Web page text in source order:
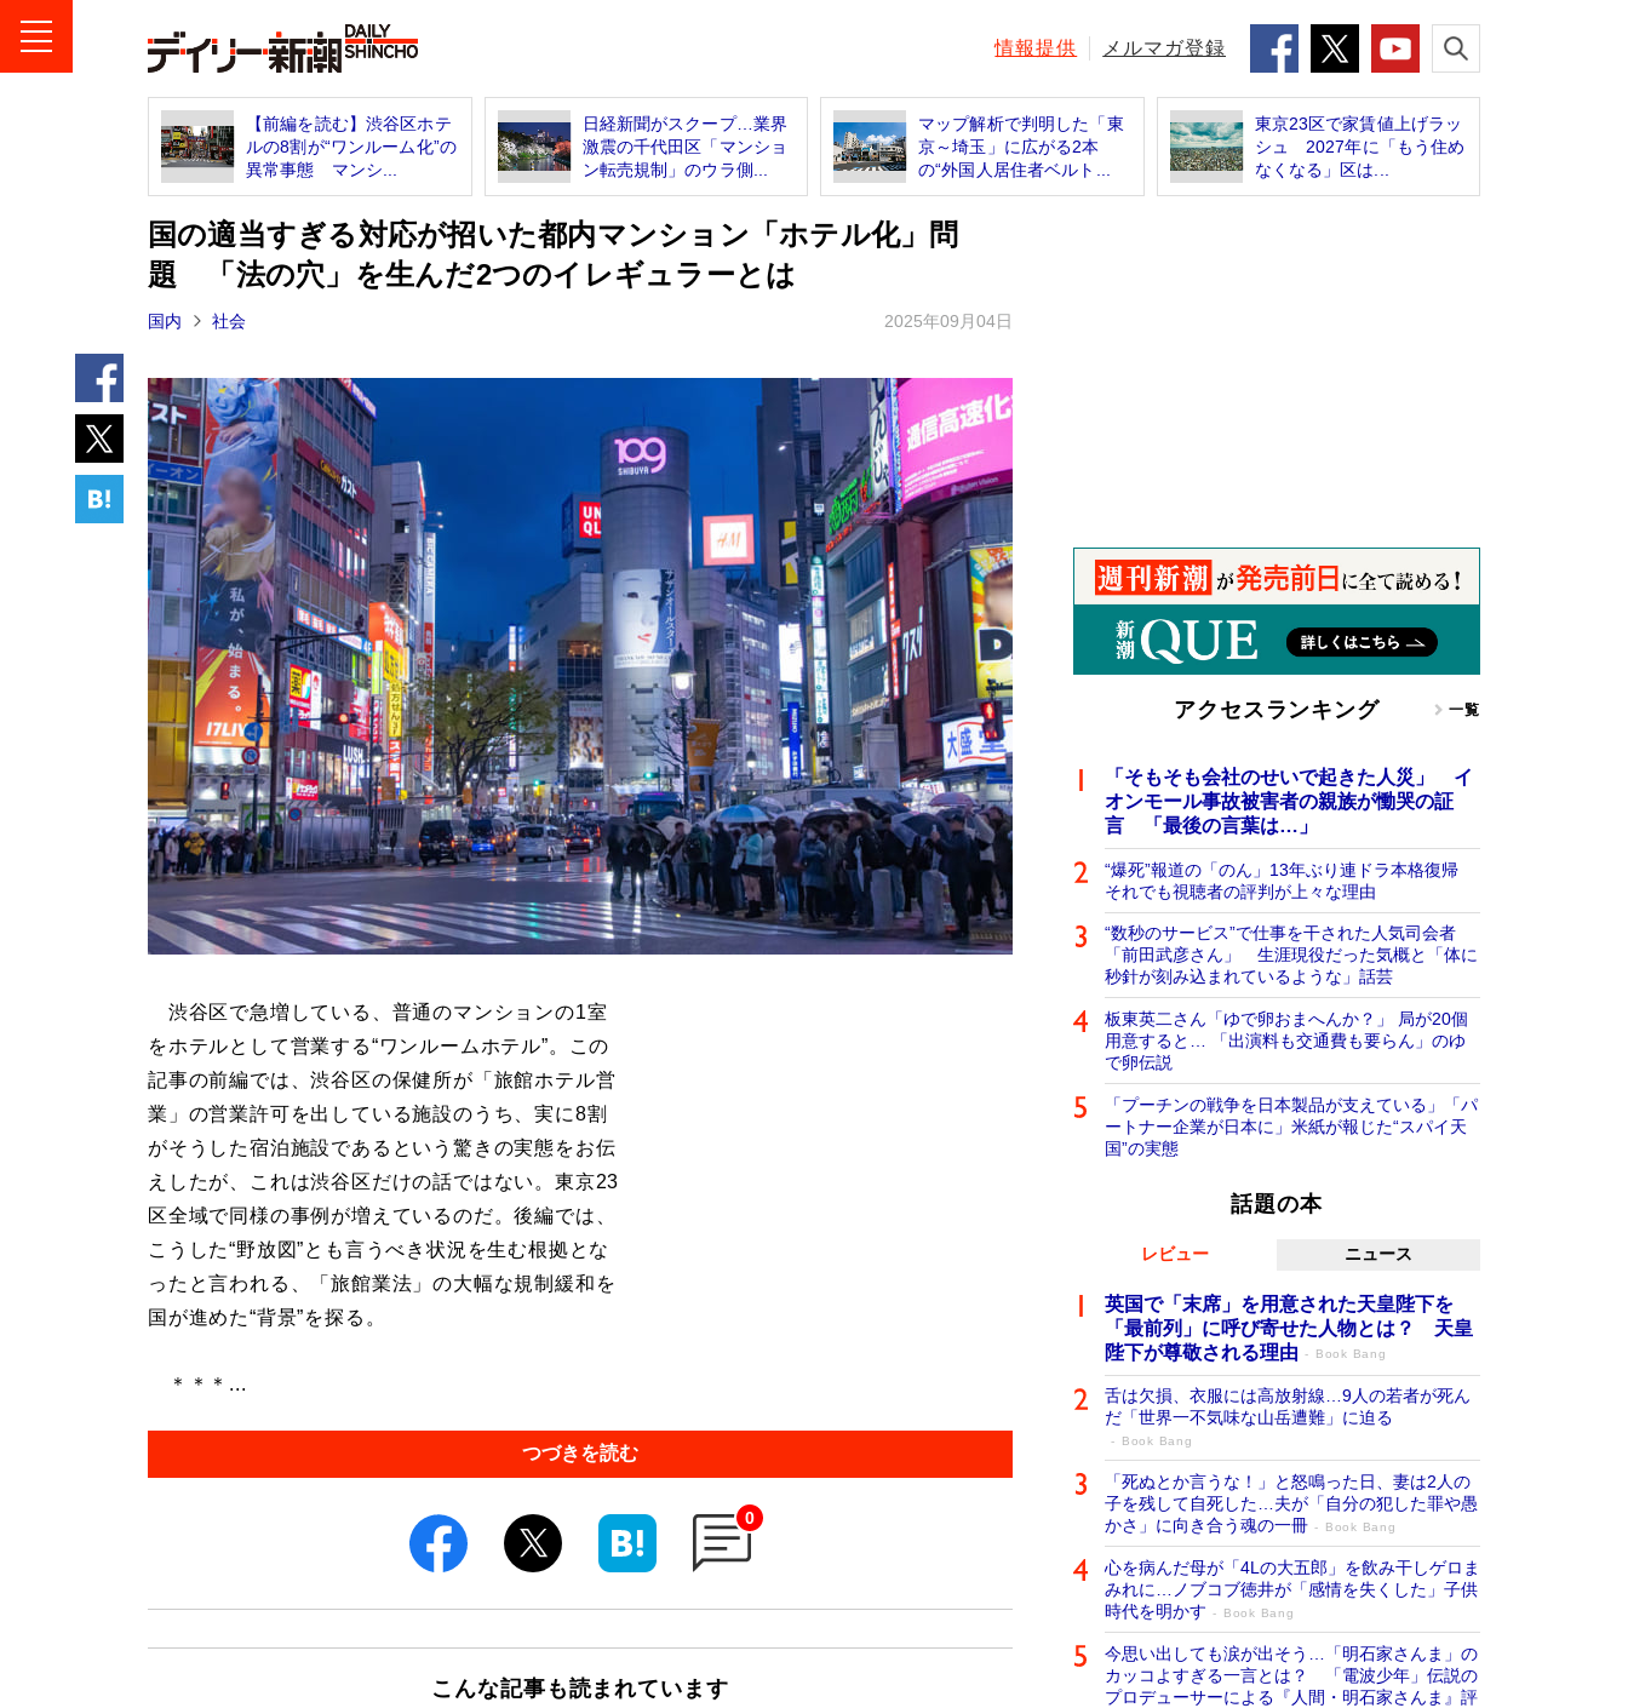
情報提供 メルマガ登録
【前編を読む】渋谷区ホテ
ルの8割が“ワンルーム化”の
異常事態 マンシ...
日経新聞がスクープ…業界
激震の千代田区「マンショ
ン転売規制」のウラ側...
マップ解析で判明した「東
京～埼玉」に広がる2本
の“外国人居住者ベルト...
東京23区で家賃値上げラッ
シュ 2027年に「もう住め
なくなる」区は...
国の適当すぎる対応が招いた都内マンション「ホテル化」問
題 「法の穴」を生んだ2つのイレギュラーとは
国内 社会 2025年09月04日
渋谷区で急増している、普通のマンションの1室
をホテルとして営業する“ワンルームホテル”。この
記事の前編では、渋谷区の保健所が「旅館ホテル営
業」の営業許可を出している施設のうち、実に8割
がそうした宿泊施設であるという驚きの実態をお伝
えしたが、これは渋谷区だけの話ではない。東京23
区全域で同様の事例が増えているのだ。後編では、
こうした“野放図”とも言うべき状況を生む根拠とな
ったと言われる、「旅館業法」の大幅な規制緩和を
国が進めた“背景”を探る。
＊＊＊...
つづきを読む
0
こんな記事も読まれています
アクセスランキング 一覧
「そもそも会社のせいで起きた人災」 イ
オンモール事故被害者の親族が慟哭の証
言 「最後の言葉は…」
“爆死”報道の「のん」13年ぶり連ドラ本格復帰
それでも視聴者の評判が上々な理由
“数秒のサービス”で仕事を干された人気司会者
「前田武彦さん」 生涯現役だった気概と「体に
秒針が刻み込まれているような」話芸
板東英二さん「ゆで卵おまへんか？」 局が20個
用意すると… 「出演料も交通費も要らん」のゆ
で卵伝説
「プーチンの戦争を日本製品が支えている」「パ
ートナー企業が日本に」米紙が報じた“スパイ天
国”の実態
話題の本
レビュー ニュース
英国で「末席」を用意された天皇陛下を
「最前列」に呼び寄せた人物とは？ 天皇
陛下が尊敬される理由
Book Bang
舌は欠損、衣服には高放射線…9人の若者が死ん
だ「世界一不気味な山岳遭難」に迫る
Book Bang
「死ぬとか言うな！」と怒鳴った日、妻は2人の
子を残して自死した…夫が「自分の犯した罪や愚
かさ」に向き合う魂の一冊
Book Bang
心を病んだ母が「4Lの大五郎」を飲み干しゲロま
みれに…ノブコブ徳井が「感情を失くした」子供
時代を明かす
Book Bang
今思い出しても涙が出そう…「明石家さんま」の
カッコよすぎる一言とは？ 「電波少年」伝説の
プロデューサーによる『人間・明石家さんま』評